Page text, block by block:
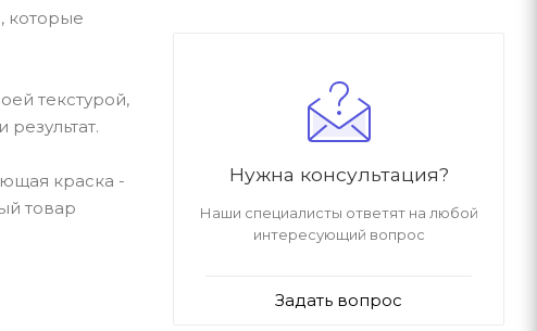
которые
текстурой,
краска -
товар
Нужна консультация?
Наши специалисты ответят на любой
интересующий вопрос
Задать вопрос